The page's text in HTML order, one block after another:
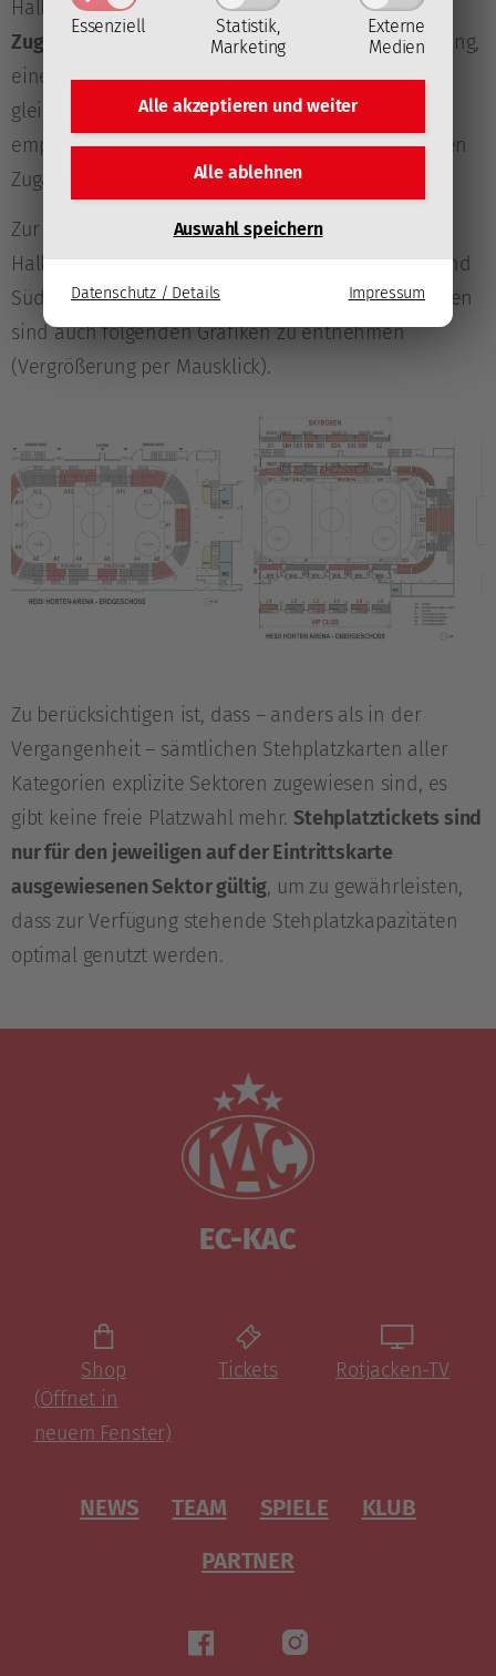
Essenziell
Statistik,
Marketing
Externe
Medien
Alle akzeptieren undweiter
Alle ablehnen
Auswahl speichern
Datenschutz / Details Impressum
Hallenbesucher/innen durch sämtliche sechs
Zugänge
(drei am Nordeingang, zwei am Südeingang,
einer am Westeingang) möglich. Im Sinne
gleichmäßig verteilter Publikumsströme wird
empfohlen, den am jeweiligen Ticket aufgedruckten
Zugang zu wählen.
Zur Orientierung in der Spielstätte selbst finden
Hallenbesucher/innen in den Foyers im Norden und
Süden Übersichtstafeln. Die Sektorenbezeichnungen
sind auch folgenden Grafiken zu entnehmen
(Vergrößerung per Mausklick).
Zu berücksichtigen ist, dass – anders als in der
Vergangenheit – sämtlichen Stehplatzkarten aller
Kategorien explizite Sektoren zugewiesen sind, es
gibt keine freie Platzwahl mehr.Stehplatztickets sind
nur für den jeweiligen auf der Eintrittskarte
ausgewiesenen Sektor gültig, um zu gewährleisten,
dass zur Verfügung stehende Stehplatzkapazitäten
optimal genutzt werden.
EC-KAC
Shop
(Öffnet in
neuem Fenster)
Tickets Rotjacken-TV
NEWS TEAM SPIELE
KLUB
PARTNER